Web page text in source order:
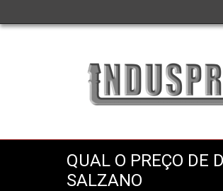
QUAL O PREÇO DE
SALZANO